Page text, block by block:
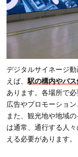
デジタルサイネージ
えば、駅の構内やバ
あります。各場所で
広告やプロモーション
また、観光地や地域
は通常、通行する人
える必要があります。